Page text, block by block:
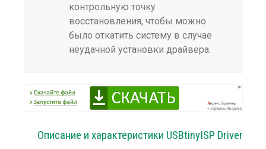
контрольную точку
восстановления, чтобы можно
было откатить систему в случае
неудачной установки драйвера.
Описание и характеристики USBtinyISP Driver